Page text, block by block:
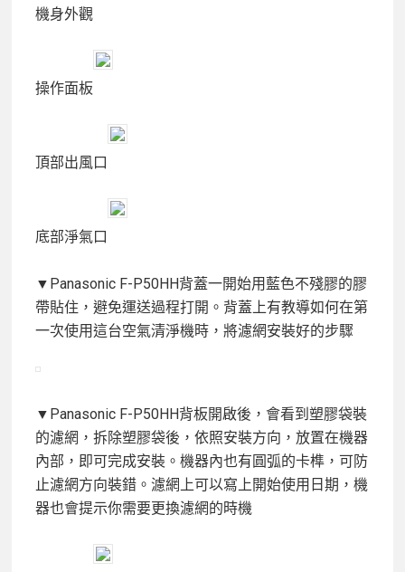
機身外觀
操作面板
頂部出風口
底部淨氣口
▼Panasonic F-P50HH背蓋一開始用藍色不殘膠的膠
帶貼住，避免運送過程打開。背蓋上有教導如何在第
一次使用這台空氣清淨機時，將濾網安裝好的步驟
▼Panasonic F-P50HH背板開啟後，會看到塑膠袋裝
的濾網，拆除塑膠袋後，依照安裝方向，放置在機器
內部，即可完成安裝。機器內也有圓弧的卡榫，可防
止濾網方向裝錯。濾網上可以寫上開始使用日期，機
器也會提示你需要更換濾網的時機